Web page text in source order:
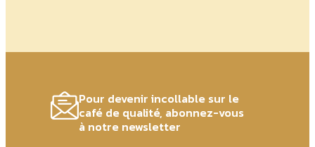
Pour devenir incollable sur le
café de qualité, abonnez-vous
à notre newsletter